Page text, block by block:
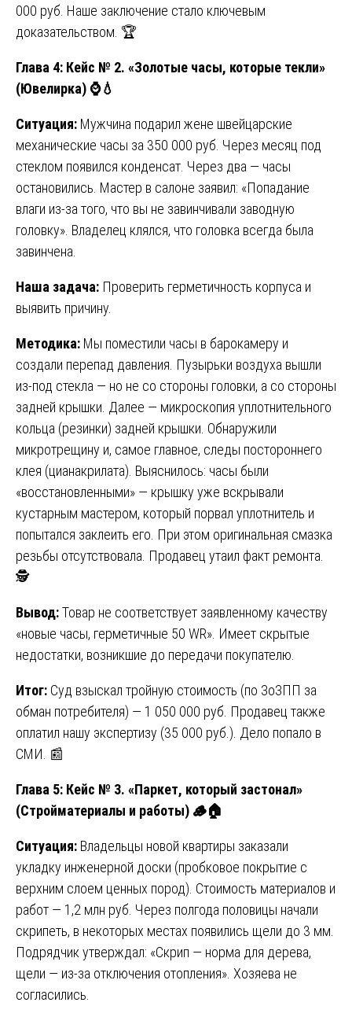
000 руб. Наше заключение стало ключевым
доказательством. 🏆
Глава 4: Кейс № 2. «Золотые часы, которые текли»
(Ювелирка) ⌚💧
Ситуация: Мужчина подарил жене швейцарские
механические часы за 350 000 руб. Через месяц под
стеклом появился конденсат. Через два — часы
остановились. Мастер в салоне заявил: «Попадание
влаги из-за того, что вы не завинчивали заводную
головку». Владелец клялся, что головка всегда была
завинчена.
Наша задача: Проверить герметичность корпуса и
выявить причину.
Методика: Мы поместили часы в барокамеру и
создали перепад давления. Пузырьки воздуха вышли
из-под стекла — но не со стороны головки, а со стороны
задней крышки. Далее — микроскопия уплотнительного
кольца (резинки) задней крышки. Обнаружили
микротрещину и, самое главное, следы постороннего
клея (цианакрилата). Выяснилось: часы были
«восстановленными» — крышку уже вскрывали
кустарным мастером, который порвал уплотнитель и
попытался заклеить его. При этом оригинальная смазка
резьбы отсутствовала. Продавец утаил факт ремонта.
🕵️
Вывод:Товар не соответствует заявленному качеству
«новые часы, герметичные 50 WR». Имеет скрытые
недостатки, возникшие до передачи покупателю.
Итог: Суд взыскал тройную стоимость (по ЗоЗПП за
обман потребителя) — 1 050 000 руб. Продавец также
оплатил нашу экспертизу (35 000 руб.). Дело попало в
СМИ. 📰
Глава 5: Кейс № 3. «Паркет, который застонал»
(Стройматериалы и работы) 🪵🏠
Ситуация: Владельцы новой квартиры заказали
укладку инженерной доски (пробковое покрытие с
верхним слоем ценных пород). Стоимость материалов и
работ — 1,2 млн руб. Через полгода половицы начали
скрипеть, в некоторых местах появились щели до 3 мм.
Подрядчик утверждал: «Скрип — норма для дерева,
щели — из-за отключения отопления». Хозяева не
согласились.